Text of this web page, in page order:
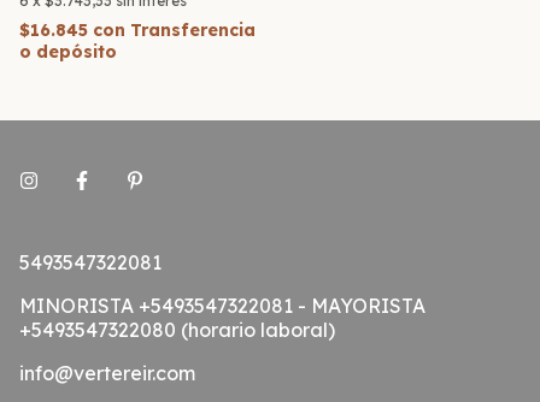
$16.845 con Transferencia
o depósito
5493547322081
MINORISTA +5493547322081 - MAYORISTA
+5493547322080 (horario laboral)
info@vertereir.com